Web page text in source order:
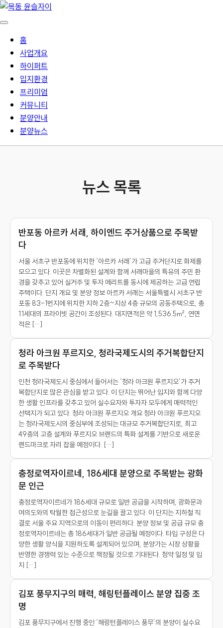
홈
사업개요
하이퍼트
입지환경
프리미엄
커뮤니티
분양안내
분양뉴스
뉴스 목록
반포동 아르카 서래, 하이엔드 주거상품으로 주목받
다
서울 서초구 반포동에 위치한 ‘아르카 서래’가 고급 주거단지로 화제를
모으고 있다. 이곳은 차별화된 설계와 함께 서래마을의 특유의 주민 환
경을 갖추고 있어 실거주 및 투자 메리트를 동시에 제공하는 고급 연립
주택이다. 단지 개요 및 분양 정보 아르카 서래는 서울특별시 서초구 반
포동 83-1번지에 위치한 지하 2층~지상 4층 규모의 공동주택으로, 총
11세대의 프라이빗 공간이 조성된다. 대지면적은 약 1,536.5㎡, 연면
적은 […]
청라 아크원 푸르지오, 청라국제도시의 주거복합단지
로 주목받다
인천 청라국제도시 중심에서 들어서는 ‘청라 아크원 푸르지오’가 주거
복합단지로 많은 관심을 받고 있다. 이 단지는 뛰어난 입지와 함께 다양
한 생활 인프라를 갖추고 있어 실수요자와 투자자 모두에게 매력적인
선택지가 되고 있다. 청라 아크원 푸르지오 개요 청라 아크원 푸르지오
는 청라국제도시의 중심부에 조성되는 대규모 주거복합단지로, 최고
49층의 고층 설계와 푸르지오 브랜드의 특화 설계를 기반으로 새로운
랜드마크로 자리 잡을 예정이다. […]
충정로역자이르네, 186세대 분양으로 주목받는 광화
문 인근
충정로역자이르네가 186세대 규모로 일반 공급을 시작하며, 광화문과
여의도와의 탁월한 접근성으로 눈길을 끌고 있다. 이 단지는 지하철 직
결로 서울 주요 지역으로의 이동이 편리하다. 분양 정보 및 공급 규모 충
정로역자이르네는 총 186세대가 일반 공급될 예정이다. 타입 구성은 다
양한 생활 양식을 지원하도록 설계되어 있으며, 분양가는 시장 상황을
반영한 경쟁력 있는 수준으로 책정될 것으로 기대된다. 청약 일정 및 입
지 […]
김포 풍무지구의 매력, 해링턴플레이스 분양 집중 조
명
김포 풍무지구에서 진행 중인 ‘해링턴플레이스 풍무’의 분양이 실수요